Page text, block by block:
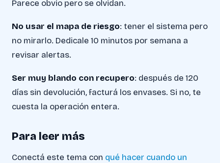
Parece obvio pero se olvidan.
No usar el mapa de riesgo: tener el sistema pero
no mirarlo. Dedicale 10 minutos por semana a
revisar alertas.
Ser muy blando con recupero: después de 120
días sin devolución, facturá los envases. Si no, te
cuesta la operación entera.
Para leer más
Conectá este tema con qué hacer cuando un